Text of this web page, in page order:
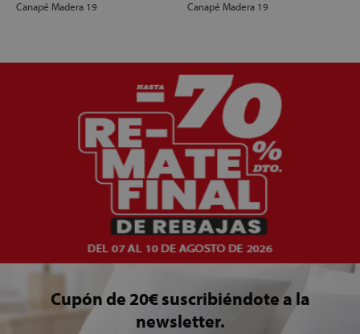
Canapé Madera 19
Canapé Madera 19
Cupón de 20€ suscribiéndote a la
newsletter.